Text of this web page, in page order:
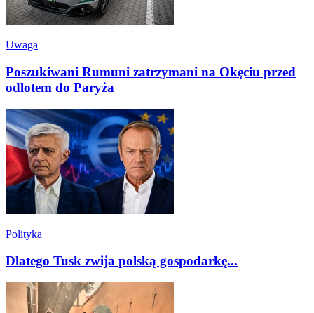
Uwaga
Poszukiwani Rumuni zatrzymani na Okęciu przed
odlotem do Paryża
Polityka
Dlatego Tusk zwija polską gospodarkę...